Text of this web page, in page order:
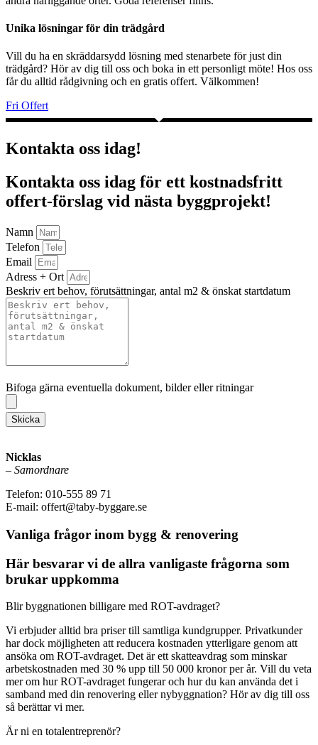
Unika lösningar för din trädgård
Vill du ha en skräddarsydd lösning med stenarbete för just din
trädgård? Hör av dig till oss och boka in ett personligt möte! Hos oss
får du alltid rådgivning och en gratis offert. Välkommen!
Fri Offert
Kontakta oss idag!
Kontakta oss idag för ett kostnadsfritt
offert-förslag vid nästa byggprojekt!
Namn
Telefon
Email
Adress + Ort
Beskriv ert behov, förutsättningar, antal m2 & önskat startdatum
Bifoga gärna eventuella dokument, bilder eller ritningar
Skicka
Nicklas
– Samordnare
Telefon: 010-555 89 71
E-mail: offert@taby-byggare.se
Vanliga frågor inom bygg & renovering
Här besvarar vi de allra vanligaste frågorna som
brukar uppkomma
Blir byggnationen billigare med ROT-avdraget?
Vi erbjuder alltid bra priser till samtliga kundgrupper. Privatkunder
har dock möjligheten att reducera kostnaden ytterligare genom att
ansöka om ROT-avdraget. Det är ett skatteavdrag som minskar
arbetskostnaden med 30 % upp till 50 000 kronor per år. Vill du veta
mer om hur ROT-avdraget fungerar och hur du kan använda det i
samband med din renovering eller nybyggnation? Hör av dig till oss
så berättar vi mer.
Är ni en totalentreprenör?